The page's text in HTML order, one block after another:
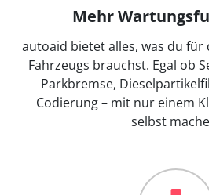
Mehr
autoaid bietet alles, was du für
Fahrzeugs brauchst. Egal ob
Parkbremse,
Codierung – mit nur einem
selbst